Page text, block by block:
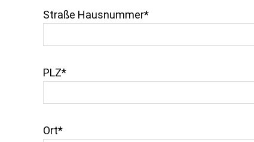
Straße Hausnummer*
PLZ*
Ort*